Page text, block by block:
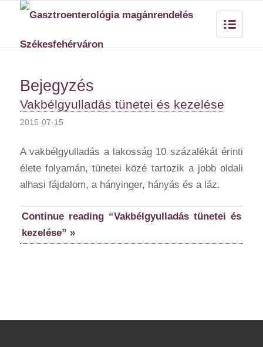
Bejegyzés
Vakbélgyulladás tünetei és kezelése
2015-07-15
A vakbélgyulladás a lakosság 10 százalékát érinti
élete folyamán, tünetei közé tartozik a jobb oldali
alhasi fájdalom, a hányinger, hányás és a láz.
Continue reading “Vakbélgyulladás tünetei és
kezelése” »